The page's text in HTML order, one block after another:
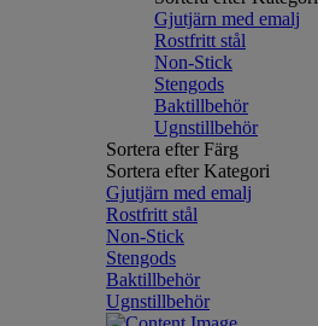
Gjutjärn med emalj
Rostfritt stål
Non-Stick
Stengods
Baktillbehör
Ugnstillbehör
Sortera efter Färg
Sortera efter Kategori
Gjutjärn med emalj
Rostfritt stål
Non-Stick
Stengods
Baktillbehör
Ugnstillbehör